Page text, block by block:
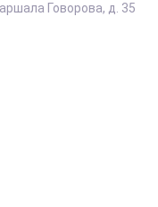
Говорова, д. 35